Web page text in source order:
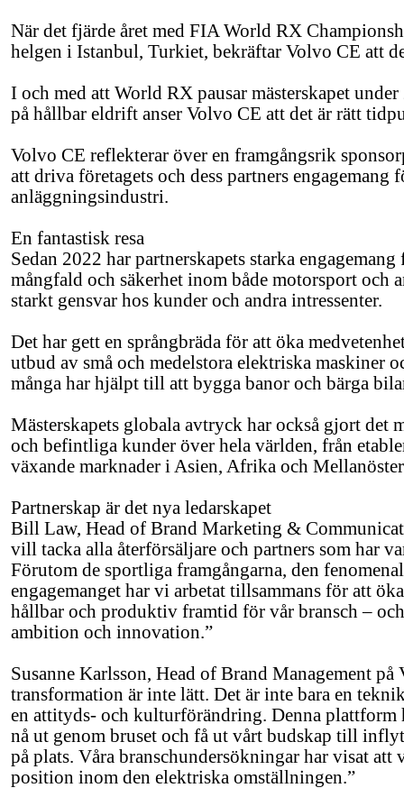
När det fjärde året med FIA World RX
helgen i Istanbul, Turkiet, bekräftar Volvo CE att
I och med att World RX pausar mästerskapet
på hållbar eldrift anser Volvo CE att det är rätt
Volvo CE reflekterar över en framgångsrik
att driva företagets och dess partners
anläggningsindustri.
En fantastisk resa
Sedan 2022 har partnerskapets starka
mångfald och säkerhet inom både motorsport och
starkt gensvar hos kunder och andra intressenter.
Det har gett en språngbräda för att öka
utbud av små och medelstora elektriska maskiner
många har hjälpt till att bygga banor och bärga
Mästerskapets globala avtryck har också gjort det
och befintliga kunder över hela världen, från
växande marknader i Asien, Afrika och
Partnerskap är det nya ledarskapet
Bill Law, Head of Brand Marketing &
vill tacka alla återförsäljare och partners som har
Förutom de sportliga framgångarna, den
engagemanget har vi arbetat tillsammans för att
hållbar och produktiv framtid för vår bransch –
ambition och innovation.”
Susanne Karlsson, Head of Brand Management
transformation är inte lätt. Det är inte bara en
en attityds- och kulturförändring. Denna
nå ut genom bruset och få ut vårt budskap till
på plats. Våra branschundersökningar har visat att
position inom den elektriska omställningen.”